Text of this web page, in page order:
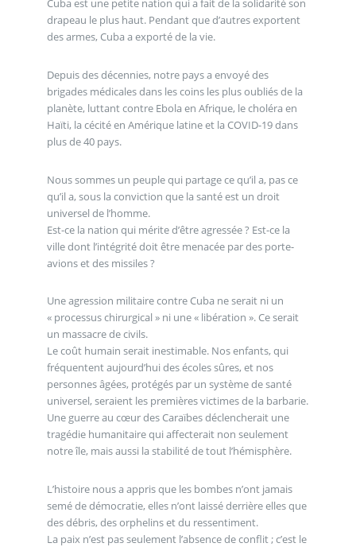
Cuba est une petite nation qui a fait de la solidarité son
drapeau le plus haut. Pendant que d’autres exportent
des armes, Cuba a exporté de la vie.
Depuis des décennies, notre pays a envoyé des
brigades médicales dans les coins les plus oubliés de la
planète, luttant contre Ebola en Afrique, le choléra en
Haïti, la cécité en Amérique latine et la COVID-19 dans
plus de 40 pays.
Nous sommes un peuple qui partage ce qu’il a, pas ce
qu’il a, sous la conviction que la santé est un droit
universel de l’homme.
Est-ce la nation qui mérite d’être agressée ? Est-ce la
ville dont l’intégrité doit être menacée par des porte-
avions et des missiles ?
Une agression militaire contre Cuba ne serait ni un
« processus chirurgical » ni une « libération ». Ce serait
un massacre de civils.
Le coût humain serait inestimable. Nos enfants, qui
fréquentent aujourd’hui des écoles sûres, et nos
personnes âgées, protégés par un système de santé
universel, seraient les premières victimes de la barbarie.
Une guerre au cœur des Caraïbes déclencherait une
tragédie humanitaire qui affecterait non seulement
notre île, mais aussi la stabilité de tout l’hémisphère.
L’histoire nous a appris que les bombes n’ont jamais
semé de démocratie, elles n’ont laissé derrière elles que
des débris, des orphelins et du ressentiment.
La paix n’est pas seulement l’absence de conflit ; c’est le